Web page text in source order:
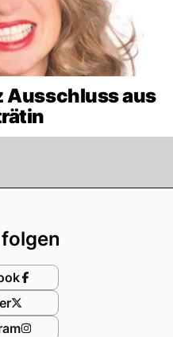
Ausschluss aus